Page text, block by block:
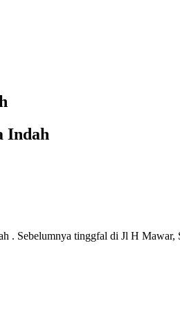
Indah
. Sebelumnya tinggfal di Jl H